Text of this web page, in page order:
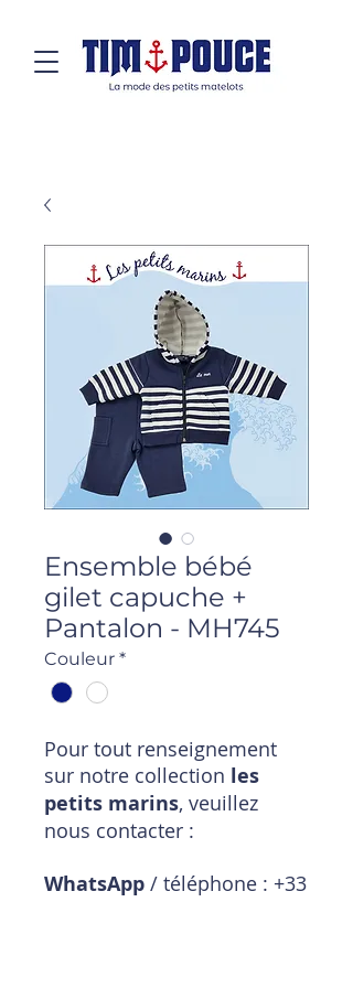
Ensemble bébé
gilet capuche +
Pantalon - MH745
Couleur *
Pour tout renseignement
sur notre collection les
petits marins, veuillez
nous contacter :
WhatsApp / téléphone : +33